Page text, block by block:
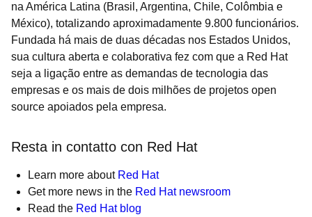
na América Latina (Brasil, Argentina, Chile, Colômbia e
México), totalizando aproximadamente 9.800 funcionários.
Fundada há mais de duas décadas nos Estados Unidos,
sua cultura aberta e colaborativa fez com que a Red Hat
seja a ligação entre as demandas de tecnologia das
empresas e os mais de dois milhões de projetos open
source apoiados pela empresa.
Resta in contatto con Red Hat
Learn more about Red Hat
Get more news in the Red Hat newsroom
Read the Red Hat blog